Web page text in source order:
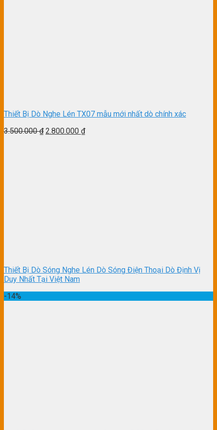
Thiết Bị Dò Nghe Lén TX07 mẫu mới nhất dò chính xác
3.500.000₫ 2.800.000 ₫
Thiết Bị Dò Sóng Nghe Lén Dò Sóng Điện Thoại Dò Định Vị
Duy Nhất Tại Việt Nam
-14%